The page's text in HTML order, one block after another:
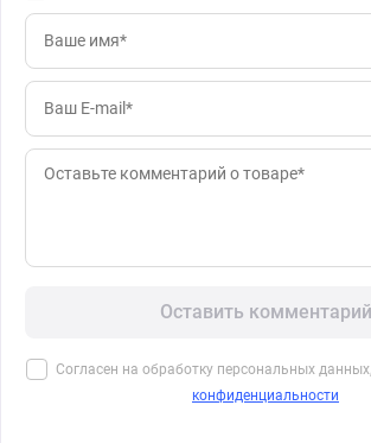
Оставить комментарий
Согласен на обработку персональных
конфиденциальности